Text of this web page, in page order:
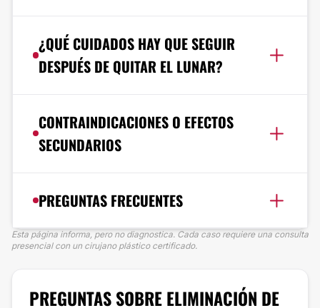
¿QUÉ CUIDADOS HAY QUE SEGUIR
DESPUÉS DE QUITAR EL LUNAR?
CONTRAINDICACIONES O EFECTOS
SECUNDARIOS
PREGUNTAS FRECUENTES
Esta página informa, pero no diagnostica. Cada caso requiere una consulta
presencial con un cirujano plástico certificado.
PREGUNTAS SOBRE ELIMINACIÓN DE